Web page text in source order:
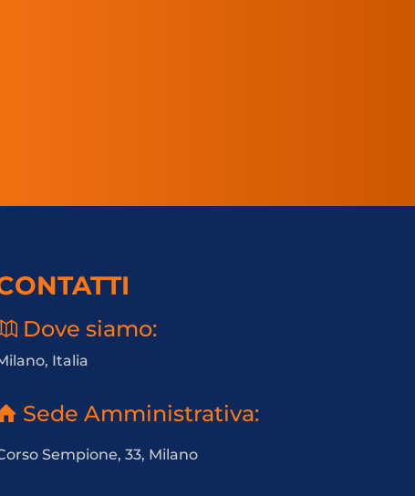
Dove siamo:
Italia
Sede Amministrativa:
Sempione, 33, Milano